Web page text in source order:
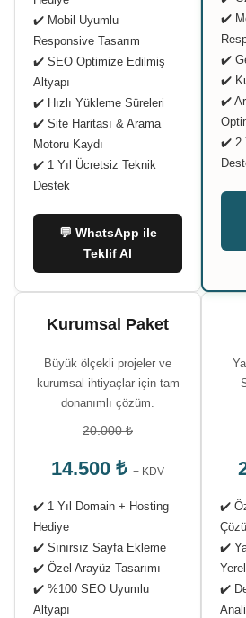
✔️ Mobil Uyumlu
Responsive Tasarım
✔️ SEO Optimize Edilmiş
Altyapı
✔️ Hızlı Yükleme Süreleri
✔️ Site Haritası & Arama
Motoru Kaydı
✔️ 1 Yıl Ücretsiz Teknik
Destek
💬 WhatsApp ile
Teklif Al
✔️
✔️
✔️
✔️
✔️ 2
Kurumsal Paket
Büyük ölçekli projeler ve
kurumsal ihtiyaçlar için tam
donanımlı çözüm.
20.000 ₺
14.500 ₺ + KDV
✔️ 1 Yıl Domain + Hosting
Hediye
✔️ Sınırsız Sayfa Ekleme
✔️ Özel Arayüz Tasarımı
✔️ %100 SEO Uyumlu
Altyapı
✔️
✔️
✔️